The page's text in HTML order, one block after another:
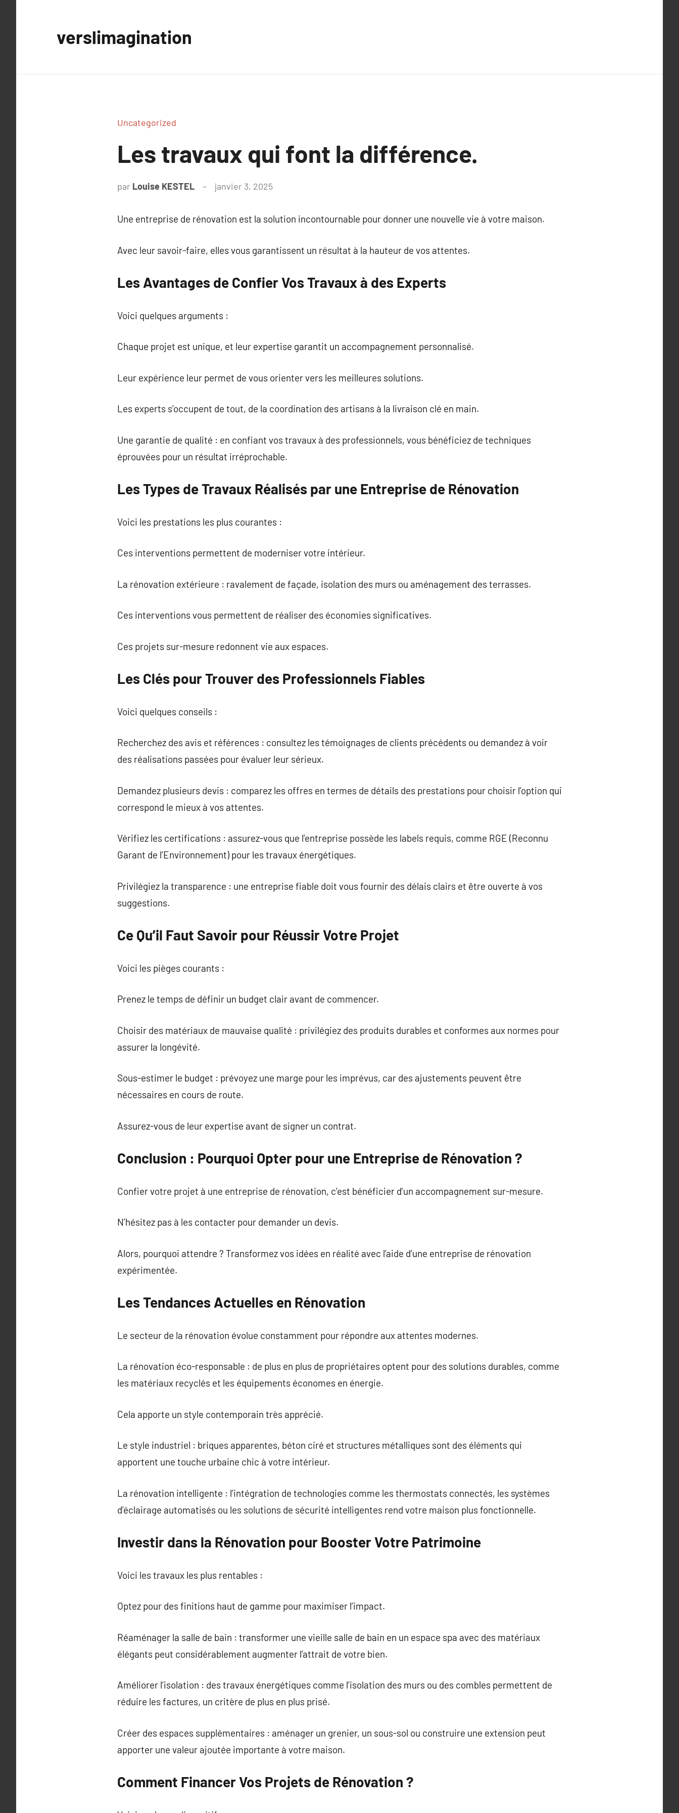
verslimagination
Uncategorized
Les travaux qui font la différence.
par Louise KESTEL janvier 3, 2025
Une entreprise de rénovation est la solution incontournable pour donner une nouvelle vie à votre maison.
Avec leur savoir-faire, elles vous garantissent un résultat à la hauteur de vos attentes.
Les Avantages de Confier Vos Travaux à des Experts
Voici quelques arguments :
Chaque projet est unique, et leur expertise garantit un accompagnement personnalisé.
Leur expérience leur permet de vous orienter vers les meilleures solutions.
Les experts s’occupent de tout, de la coordination des artisans à la livraison clé en main.
Une garantie de qualité : en confiant vos travaux à des professionnels, vous bénéficiez de techniques
éprouvées pour un résultat irréprochable.
Les Types de Travaux Réalisés par une Entreprise de Rénovation
Voici les prestations les plus courantes :
Ces interventions permettent de moderniser votre intérieur.
La rénovation extérieure : ravalement de façade, isolation des murs ou aménagement des terrasses.
Ces interventions vous permettent de réaliser des économies significatives.
Ces projets sur-mesure redonnent vie aux espaces.
Les Clés pour Trouver des Professionnels Fiables
Voici quelques conseils :
Recherchez des avis et références : consultez les témoignages de clients précédents ou demandez à voir
des réalisations passées pour évaluer leur sérieux.
Demandez plusieurs devis : comparez les offres en termes de détails des prestations pour choisir l’option qui
correspond le mieux à vos attentes.
Vérifiez les certifications : assurez-vous que l’entreprise possède les labels requis, comme RGE (Reconnu
Garant de l’Environnement) pour les travaux énergétiques.
Privilégiez la transparence : une entreprise fiable doit vous fournir des délais clairs et être ouverte à vos
suggestions.
Ce Qu’il Faut Savoir pour Réussir Votre Projet
Voici les pièges courants :
Prenez le temps de définir un budget clair avant de commencer.
Choisir des matériaux de mauvaise qualité : privilégiez des produits durables et conformes aux normes pour
assurer la longévité.
Sous-estimer le budget : prévoyez une marge pour les imprévus, car des ajustements peuvent être
nécessaires en cours de route.
Assurez-vous de leur expertise avant de signer un contrat.
Conclusion : Pourquoi Opter pour une Entreprise de Rénovation ?
Confier votre projet à une entreprise de rénovation, c’est bénéficier d’un accompagnement sur-mesure.
N’hésitez pas à les contacter pour demander un devis.
Alors, pourquoi attendre ? Transformez vos idées en réalité avec l’aide d’une entreprise de rénovation
expérimentée.
Les Tendances Actuelles en Rénovation
Le secteur de la rénovation évolue constamment pour répondre aux attentes modernes.
La rénovation éco-responsable : de plus en plus de propriétaires optent pour des solutions durables, comme
les matériaux recyclés et les équipements économes en énergie.
Cela apporte un style contemporain très apprécié.
Le style industriel : briques apparentes, béton ciré et structures métalliques sont des éléments qui
apportent une touche urbaine chic à votre intérieur.
La rénovation intelligente : l’intégration de technologies comme les thermostats connectés, les systèmes
d’éclairage automatisés ou les solutions de sécurité intelligentes rend votre maison plus fonctionnelle.
Investir dans la Rénovation pour Booster Votre Patrimoine
Voici les travaux les plus rentables :
Optez pour des finitions haut de gamme pour maximiser l’impact.
Réaménager la salle de bain : transformer une vieille salle de bain en un espace spa avec des matériaux
élégants peut considérablement augmenter l’attrait de votre bien.
Améliorer l’isolation : des travaux énergétiques comme l’isolation des murs ou des combles permettent de
réduire les factures, un critère de plus en plus prisé.
Créer des espaces supplémentaires : aménager un grenier, un sous-sol ou construire une extension peut
apporter une valeur ajoutée importante à votre maison.
Comment Financer Vos Projets de Rénovation ?